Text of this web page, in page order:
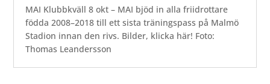
MAI Klubbkväll 8 okt – MAI bjöd in alla friidrottare
födda 2008–2018 till ett sista träningspass på Malmö
Stadion innan den rivs. Bilder, klicka här! Foto:
Thomas Leandersson